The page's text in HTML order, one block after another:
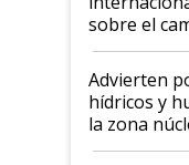
sobre el
"Estoy
Advierten
hídricos y
la zona